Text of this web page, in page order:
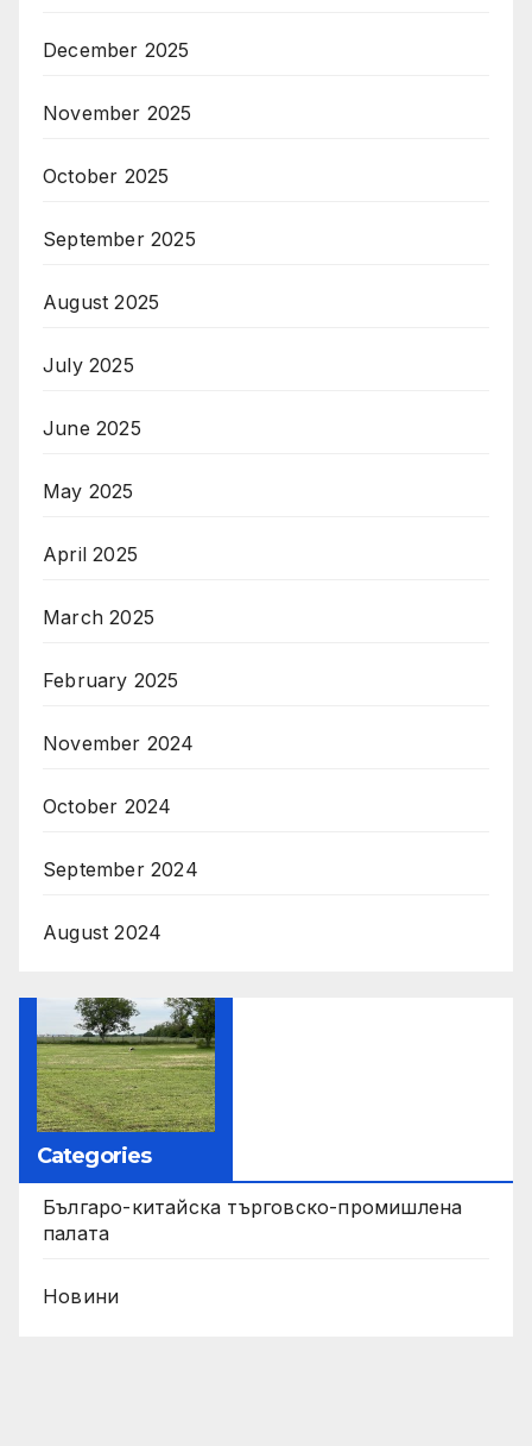
December 2025
November 2025
October 2025
September 2025
August 2025
July 2025
June 2025
May 2025
April 2025
March 2025
February 2025
November 2024
October 2024
September 2024
August 2024
Categories
Българо-китайска търговско-промишлена
палата
Новини